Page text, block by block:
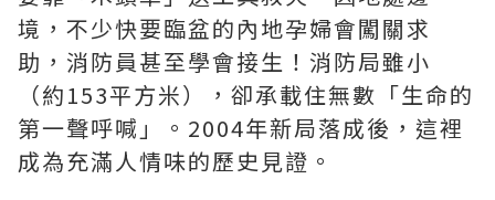
境，不少快要臨盆的內地孕婦會闖關求
助，消防員甚至學會接生！消防局雖小
（約153平方米），卻承載住無數「生命的
第一聲呼喊」。2004年新局落成後，這裡
成為充滿人情味的歷史見證。